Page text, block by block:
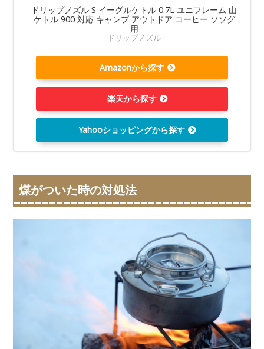
ドリップノズル S イーグルケトル 0.7L ユニフレーム 山
ケトル 900 対応 キャンプ アウトドア コーヒー ソソグ
用
ドリップノズル
Amazonから探す
楽天から探す
Yahooショッピングから探す
煤がついた時の対処法